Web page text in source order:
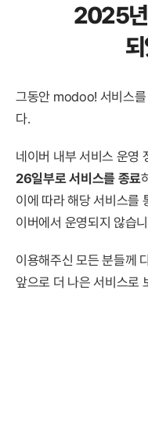
2025
그동안 modoo! 서비스를
다.
네이버 내부 서비스 운영
26일부로 서비스를 종료
이에 따라 해당 서비스를
이버에서 운영되지 않습
이용해주신 모든 분들께
앞으로 더 나은 서비스로